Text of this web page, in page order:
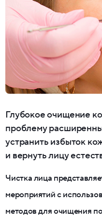
Глубокое очищение
проблему
устранить избыток
и вернуть лицу
Чистка лица
мероприятий с
методов для очищения